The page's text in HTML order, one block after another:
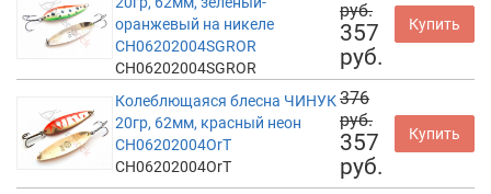
оранжевый на никеле
CH06202004SGROR
CH06202004SGROR
руб.
357
руб.
Купить
Колеблющаяся блесна ЧИНУК
20гр, 62мм, красный неон
CH06202004OrT
CH06202004OrT
376
руб.
357
руб.
Купить